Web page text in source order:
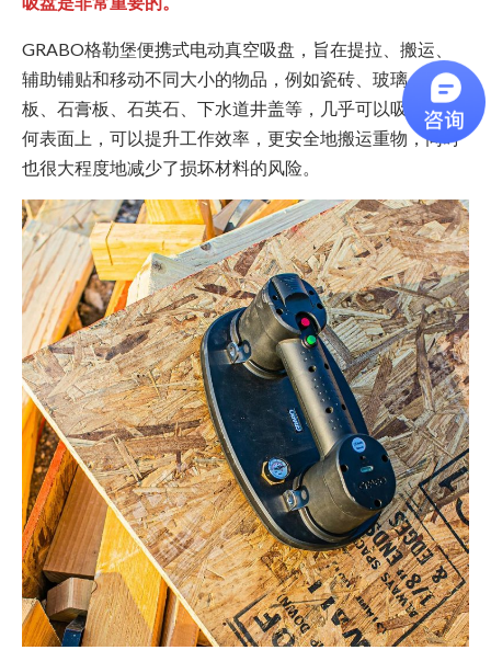
GRABO格勒堡便携式电动真空吸盘，旨在提拉、搬运、
辅助铺贴和移动不同大小的物品，例如瓷砖、玻璃、模
板、石膏板、石英石、下水道井盖等，几乎可以吸附于任
何表面上，可以提升工作效率，更安全地搬运重物，同时
也很大程度地减少了损坏材料的风险。